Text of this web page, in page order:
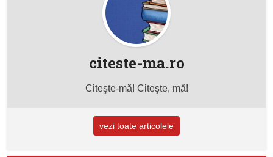
citeste-ma.ro
Citeşte-mă! Citeşte, mă!
vezi toate articolele